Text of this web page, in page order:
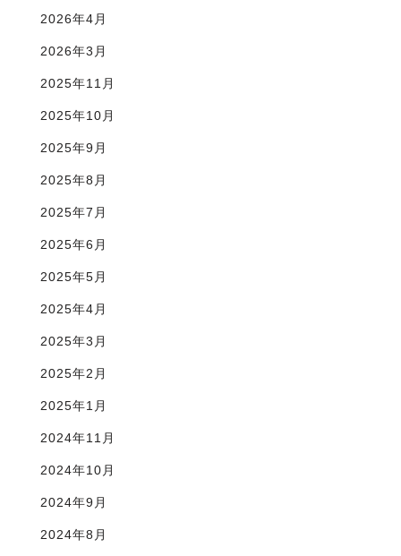
2026年4月
2026年3月
2025年11月
2025年10月
2025年9月
2025年8月
2025年7月
2025年6月
2025年5月
2025年4月
2025年3月
2025年2月
2025年1月
2024年11月
2024年10月
2024年9月
2024年8月